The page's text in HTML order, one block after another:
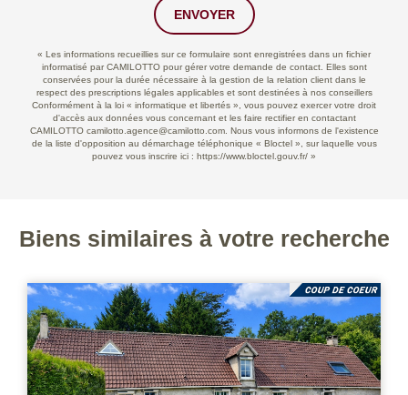
ENVOYER
« Les informations recueillies sur ce formulaire sont enregistrées dans un fichier
informatisé par CAMILOTTO pour gérer votre demande de contact. Elles sont
conservées pour la durée nécessaire à la gestion de la relation client dans le
respect des prescriptions légales applicables et sont destinées à nos conseillers
Conformément à la loi « informatique et libertés », vous pouvez exercer votre droit
d'accès aux données vous concernant et les faire rectifier en contactant
CAMILOTTO camilotto.agence@camilotto.com. Nous vous informons de l'existence
de la liste d'opposition au démarchage téléphonique « Bloctel », sur laquelle vous
pouvez vous inscrire ici : https://www.bloctel.gouv.fr/ »
Biens similaires à votre recherche